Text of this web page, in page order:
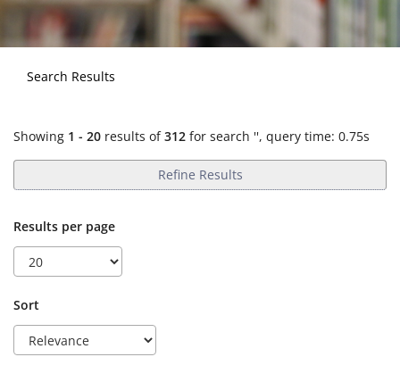
Search Results
Showing 1 - 20 results of312 for search '', query time: 0.75s
Refine Results
Results per page
Sort